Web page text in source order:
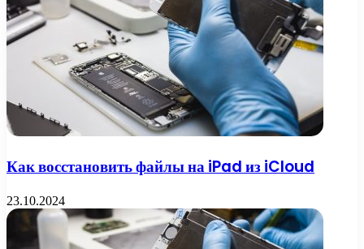
Как восстановить файлы на iPad из iCloud
23.10.2024